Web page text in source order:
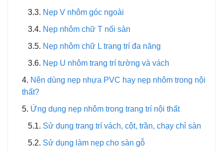
Nẹp V nhôm góc ngoài
Nẹp nhôm chữ T nối sàn
Nẹp nhôm chữ L trang trí đa năng
Nẹp U nhôm trang trí tường và vách
Nên dùng nẹp nhựa PVC hay nẹp nhôm trong nội
thất?
Ứng dụng nẹp nhôm trong trang trí nội thất
Sử dụng trang trí vách, cột, trần, chạy chỉ sàn
Sử dụng làm nẹp cho sàn gỗ